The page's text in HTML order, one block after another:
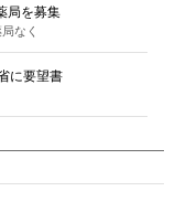
局を募集
なく
に要望書